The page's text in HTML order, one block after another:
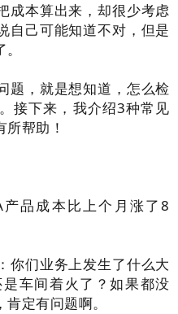
成本算出来，却很少考虑
自己可能知道不对，但是
题，就是想知道，怎么检
接下来，我介绍3种常见
帮助！
品成本比上个月涨了8
你们业务上发生了什么大
车间着火了？如果都没
定有问题啊。